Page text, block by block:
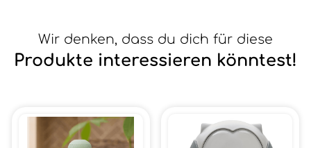
Wir denken, dass du dich für diese
Produkte interessieren könntest!